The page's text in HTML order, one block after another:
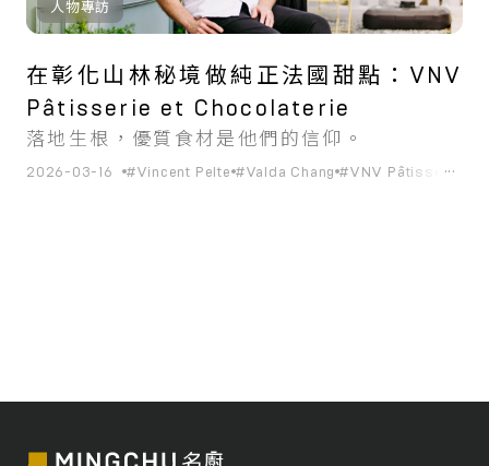
人物專訪
在彰化山林秘境做純正法國甜點：VNV
Pâtisserie et Chocolaterie
落地生根，優質食材是他們的信仰。
2026-03-16 #Vincent Pelte #Valda Chang #VNV Pâtisserie et
...